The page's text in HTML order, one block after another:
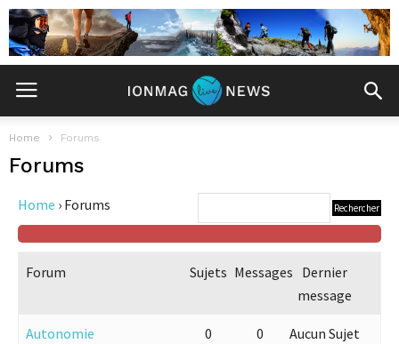
Home Forums
Forums
Home › Forums
Forum Sujets Messages Dernier
message
Autonomie 0 0 Aucun Sujet